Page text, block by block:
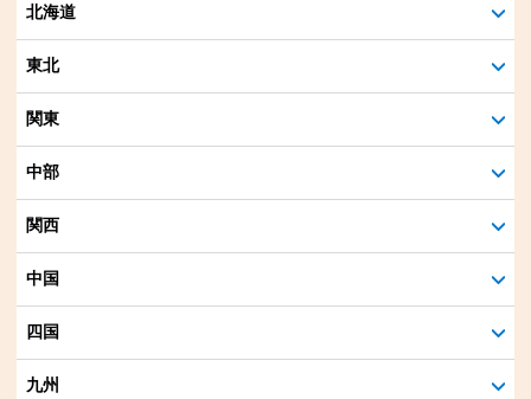
北海道
東北
関東
中部
関西
中国
四国
九州